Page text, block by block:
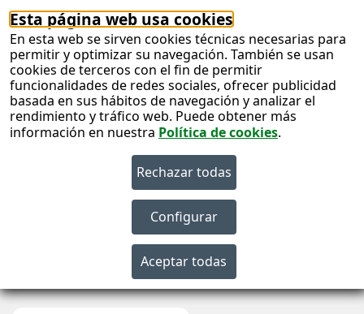
Esta página web usa cookies
En esta web se sirven cookies técnicas necesarias para
permitir y optimizar su navegación. También se usan
cookies de terceros con el fin de permitir
funcionalidades de redes sociales, ofrecer publicidad
basada en sus hábitos de navegación y analizar el
rendimiento y tráfico web. Puede obtener más
información en nuestra Política de cookies.